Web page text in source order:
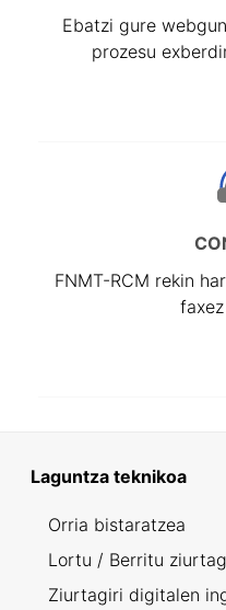
Ebatzi gure
prozesu
FNMT-RCM rekin
Laguntza teknikoa
Orria bistaratzea
Lortu / Berritu
Ziurtagiri digitalen